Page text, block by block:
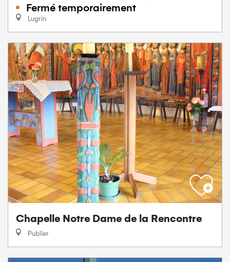
Fermé temporairement
Lugrin
Chapelle Notre Dame de la Rencontre
Publier